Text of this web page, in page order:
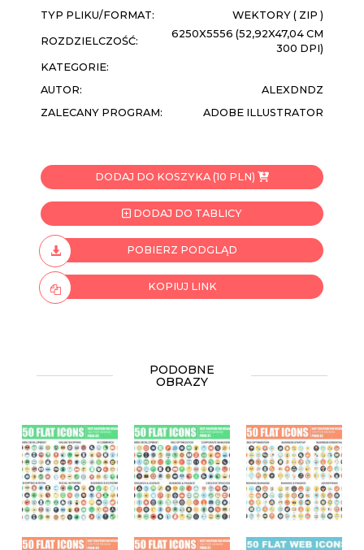
TYP PLIKU/FORMAT:
WEKTORY ( ZIP )
ROZDZIELCZOŚĆ:
6250X5556 (52,92X47,04 CM
300 DPI)
KATEGORIE:
AUTOR:
ALEXDNDZ
ZALECANY PROGRAM:
ADOBE ILLUSTRATOR
DODAJ DO KOSZYKA (10 PLN)
DODAJ DO TABLICY
POBIERZ PODGLĄD
KOPIUJ LINK
PODOBNE
OBRAZY